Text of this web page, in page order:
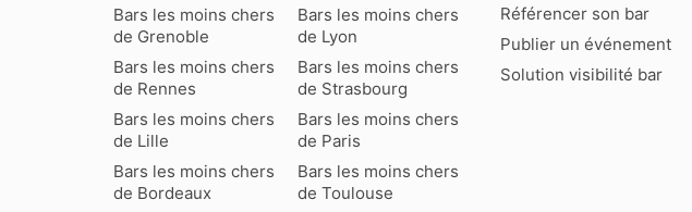
Bars les moins chers
de Grenoble
Bars les moins chers
de Lyon
Bars les moins chers
de Rennes
Bars les moins chers
de Strasbourg
Bars les moins chers
de Lille
Bars les moins chers
de Paris
Bars les moins chers
de Bordeaux
Bars les moins chers
de Toulouse
Référencer son bar
Publier un événement
Solution visibilité bar